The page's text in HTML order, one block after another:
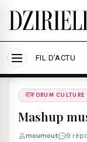
Nous
expérience
FIL D'ACTU
Forums
FORUM CULTURE
Mashup
moumout 9